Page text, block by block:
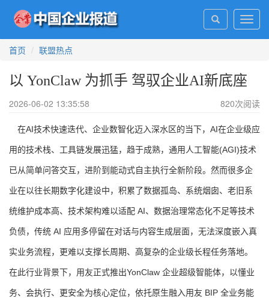
首页
联盟热点
以 YonClaw 为抓手 驾驭企业AI新底座
2026-06-02 13:35:58 820次阅读
在AI技术快速迭代、企业数智化迈入深水区的当下，AI在企业级应
用的技术栈、工具链发展迅猛，趋于成熟，通用人工智能(AGI)技术
已从简单问答交互，进阶到能动式自主执行全新阶段。然而很多企
业在以往长期数字化建设中，积累了数据孤岛、系统烟囱、老旧系
统维护成本高、技术架构难以适配 AI、数据治理常态化不足等技术
负债，传统 AI 应用多停留在对话与内容生成层面，无法深度嵌入真
实业务流程，更难以支撑长周期、高复杂的企业级长程任务落地。
在此行业背景下，用友正式推出YonClaw 企业超级智能体，以懂业
务、会执行、更安全为核心定位，依托原生融入用友 BIP 全业务能